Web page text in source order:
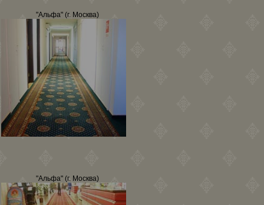
"Альфа" (г. Москва)
"Альфа" (г. Москва)